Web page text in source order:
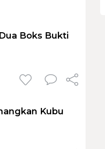
Boks Bukti
Kubu